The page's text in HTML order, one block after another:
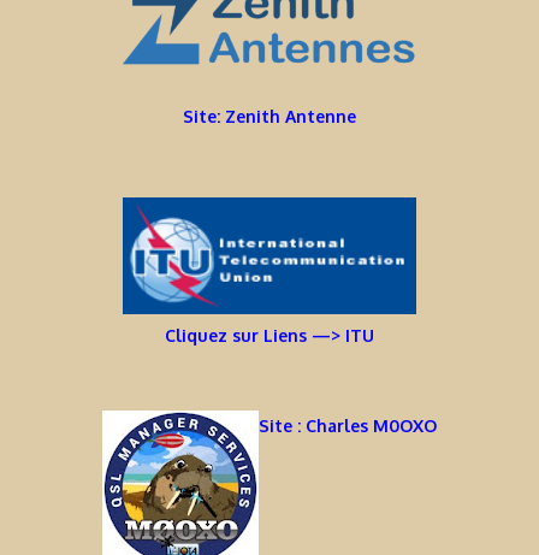
Site: Zenith Antenne
Cliquez sur Liens —> ITU
Site : Charles M0OXO